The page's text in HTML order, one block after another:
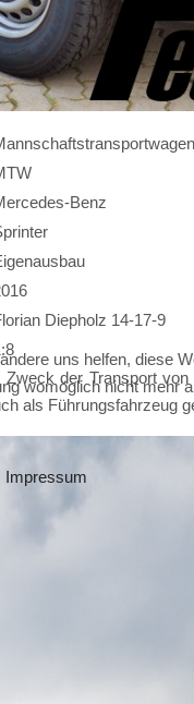
Benz
Diepholz 14-17-9
der Transport
als Führungsfahrzeug
uns helfen, diese
womöglich nicht mehr
Impressum